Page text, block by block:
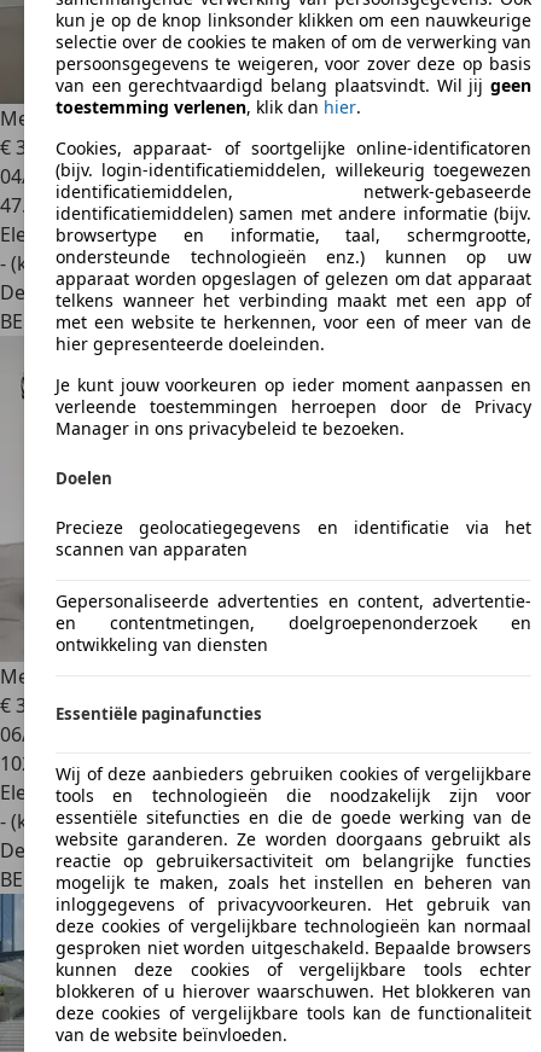
Mercedes-Benz EQB 250AMG Pack Night Toit Pano
€ 36.8901
04/2023
47.610 km
Elektrisch
- (kWh/100 km)
Dealer
BE 6240Farciennes
Mercedes-Benz EQE 300
€ 35.9001
06/2023
102.731 km
Elektrisch
- (kWh/100 km)
Dealer
BE 1820Steenokkerzeel
kun je op de knop linksonder klikken om een nauwkeurige
selectie over de cookies te maken of om de verwerking van
persoonsgegevens te weigeren, voor zover deze op basis
van een gerechtvaardigd belang plaatsvindt. Wil jij geen
toestemming verlenen, klik dan hier.
Cookies, apparaat- of soortgelijke online-identificatoren
(bijv. login-identificatiemiddelen, willekeurig toegewezen
identificatiemiddelen, netwerk-gebaseerde
identificatiemiddelen) samen met andere informatie (bijv.
browsertype en informatie, taal, schermgrootte,
ondersteunde technologieën enz.) kunnen op uw
apparaat worden opgeslagen of gelezen om dat apparaat
telkens wanneer het verbinding maakt met een app of
met een website te herkennen, voor een of meer van de
hier gepresenteerde doeleinden.
Je kunt jouw voorkeuren op ieder moment aanpassen en
verleende toestemmingen herroepen door de Privacy
Manager in ons privacybeleid te bezoeken.
Doelen
Precieze geolocatiegegevens en identificatie via het
scannen van apparaten
Gepersonaliseerde advertenties en content, advertentie-
en contentmetingen, doelgroepenonderzoek en
ontwikkeling van diensten
Essentiële paginafuncties
Wij of deze aanbieders gebruiken cookies of vergelijkbare
tools en technologieën die noodzakelijk zijn voor
essentiële sitefuncties en die de goede werking van de
website garanderen. Ze worden doorgaans gebruikt als
reactie op gebruikersactiviteit om belangrijke functies
mogelijk te maken, zoals het instellen en beheren van
inloggegevens of privacyvoorkeuren. Het gebruik van
deze cookies of vergelijkbare technologieën kan normaal
gesproken niet worden uitgeschakeld. Bepaalde browsers
kunnen deze cookies of vergelijkbare tools echter
blokkeren of u hierover waarschuwen. Het blokkeren van
deze cookies of vergelijkbare tools kan de functionaliteit
van de website beïnvloeden.